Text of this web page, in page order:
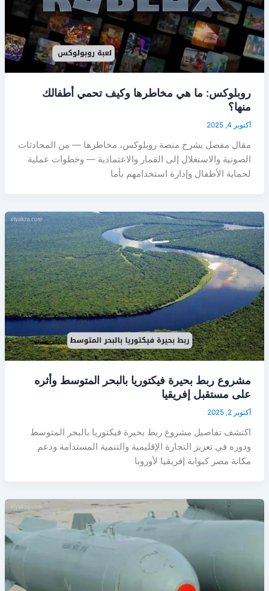
روبلوكس: ما هي مخاطرها وكيف تحمي أطفالك
منها؟
أكتوبر 4, 2025
مقال مفصل يشرح منصة روبلوكس، مخاطرها — من المحادثات
الصوتية والاستغلال إلى القمار والاعتمادية — وخطوات عملية
لحماية الأطفال وإدارة استخدامهم بأما
مشروع ربط بحيرة فيكتوريا بالبحر المتوسط وأثره
على مستقبل إفريقيا
أكتوبر 2, 2025
اكتشف تفاصيل مشروع ربط بحيرة فيكتوريا بالبحر المتوسط
ودوره في تعزيز التجارة الإقليمية والتنمية المستدامة ودعم
مكانة مصر كبوابة إفريقيا لأوروبا